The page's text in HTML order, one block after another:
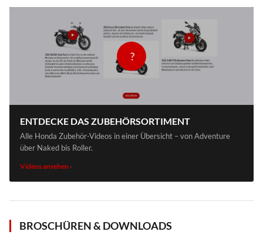
?
ENTDECKE DAS ZUBEHÖRSORTIMENT
Alle Honda Zubehör-Videos in einer Übersicht – von Adventure
über Naked bis Roller.
Videos ansehen ›
BROSCHÜREN & DOWNLOADS